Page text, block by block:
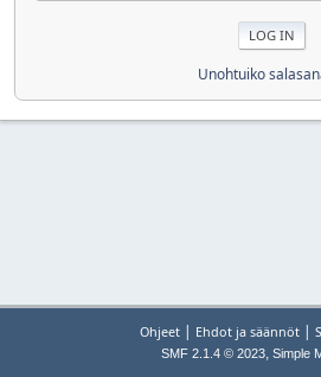
Unohtuiko
Ohjeet | Ehdot ja säännöt |
SMF 2.1.4 © 2023, Simple